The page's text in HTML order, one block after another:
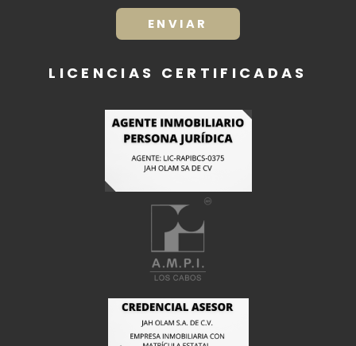
ENVIAR
LICENCIAS CERTIFICADAS